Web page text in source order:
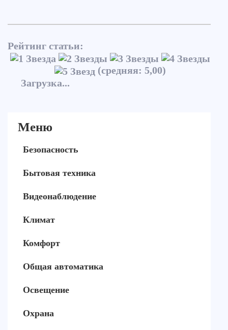
Рейтинг статьи:
(средняя: 5,00)
Загрузка...
Меню
Безопасность
Бытовая техника
Видеонаблюдение
Климат
Комфорт
Общая автоматика
Освещение
Охрана